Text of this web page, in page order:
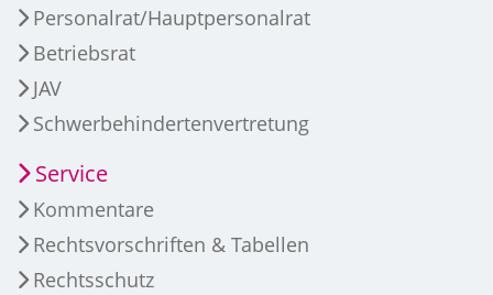
Personalrat/Hauptpersonalrat
Betriebsrat
JAV
Schwerbehindertenvertretung
Service
Kommentare
Rechtsvorschriften & Tabellen
Rechtsschutz